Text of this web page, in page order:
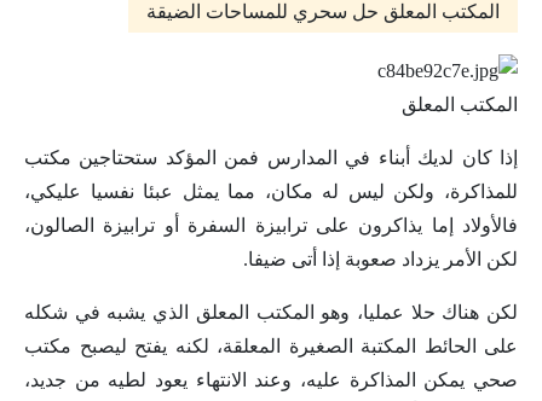
المكتب المعلق حل سحري للمساحات الضيقة
المكتب المعلق
إذا كان لديك أبناء في المدارس فمن المؤكد ستحتاجين مكتب
للمذاكرة، ولكن ليس له مكان، مما يمثل عبئا نفسيا عليكي،
فالأولاد إما يذاكرون على ترابيزة السفرة أو ترابيزة الصالون،
لكن الأمر يزداد صعوبة إذا أتى ضيفا.
لكن هناك حلا عمليا، وهو المكتب المعلق الذي يشبه في شكله
على الحائط المكتبة الصغيرة المعلقة، لكنه يفتح ليصبح مكتب
صحي يمكن المذاكرة عليه، وعند الانتهاء يعود لطيه من جديد،